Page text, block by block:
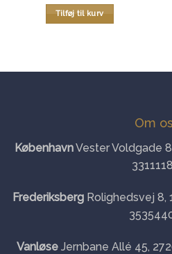
Tilføj til kurv
Om
KøbenhavnVester Voldgade
FrederiksbergRolighedsvej 8,
Vanløse Jernbane Allé 45,